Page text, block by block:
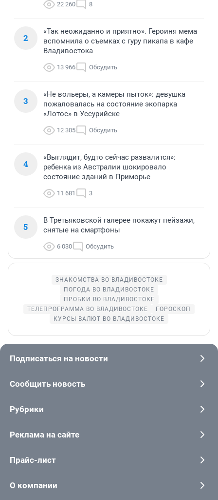
22 260 8
2
«Так неожиданно и приятно». Героиня мема
вспомнила о съемках с гуру пикапа в кафе
Владивостока
13 966 Обсудить
3
«Не вольеры, а камеры пыток»: девушка
пожаловалась на состояние экопарка
«Лотос» в Уссурийске
12 305 Обсудить
4
«Выглядит, будто сейчас развалится»:
ребенка из Австралии шокировало
состояние зданий в Приморье
11 681 3
5
В Третьяковской галерее покажут пейзажи,
снятые на смартфоны
6 030 Обсудить
ЗНАКОМСТВА ВО ВЛАДИВОСТОКЕ
ПОГОДА ВО ВЛАДИВОСТОКЕ
ПРОБКИ ВО ВЛАДИВОСТОКЕ
ТЕЛЕПРОГРАММА ВО ВЛАДИВОСТОКЕ
ГОРОСКОП
КУРСЫ ВАЛЮТ ВО ВЛАДИВОСТОКЕ
Подписаться на новости
Сообщить новость
Рубрики
Реклама на сайте
Прайс-лист
О компании